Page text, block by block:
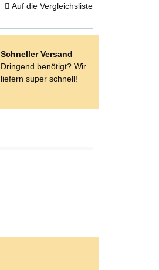
Auf die Vergleichsliste
Schneller Versand
Dringend benötigt? Wir
liefern super schnell!